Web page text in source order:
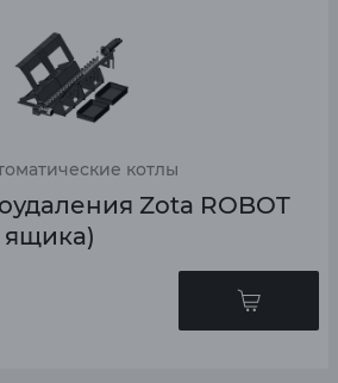
котлы
Zota ROBOT
ящика)